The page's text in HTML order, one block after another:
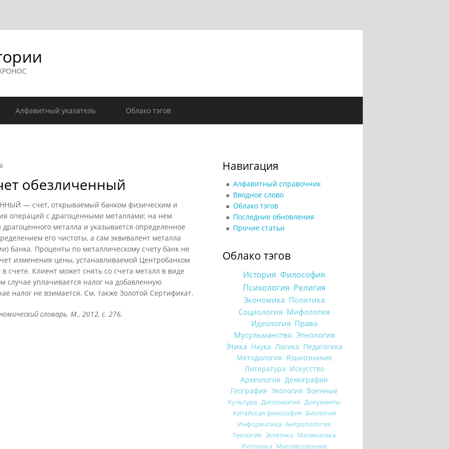
Алфавитный указатель Облако тэгов
обезличенный
— счет, открываемый банком физическим и
операций с драгоценными металлами; на нем
металла и указывается определенное
его чистоты, а сам эквивалент металла
банка. Проценты по металлическому счету банк не
изменения цены, устанавливаемой Центробанком
счете. Клиент может снять со счета металл в виде
случае уплачивается налог на добавленную
налог не взимается. См. также Золотой Сертификат.
словарь. М., 2012, с. 276.
Навигация
Алфавитный справочник
Вводное слово
Облако тэгов
Последние обновления
Прочие статьи
Облако тэгов
История Философия
Психология Религия
Экономика Политика
Социология Мифология
Идеология Право
Мусульманство Этнология
Этика Наука Логика Педагогика
Методология Языкознание
Литература Искусство
Археология Демография
География Экология Военные
Культура Дипломатия Документы
Китайская философия Биология
Информатика Антропология
Теология Эстетика Математика
Риторика Мировоззрение